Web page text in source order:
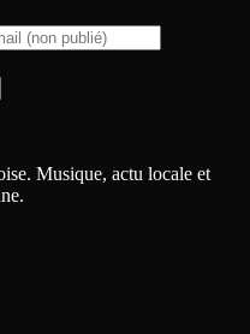
Musique, actu locale et